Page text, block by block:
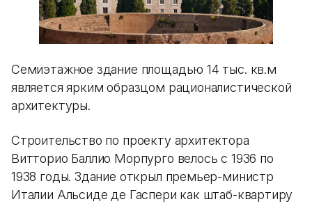
Семиэтажное здание площадью 14 тыс. кв.м
является ярким образцом рационалистической
архитектуры.
Строительство по проекту архитектора
Витторио Баллио Морпурго велось с 1936 по
1938 годы. Здание открыл премьер-министр
Италии Альсиде де Гаспери как штаб-квартиру